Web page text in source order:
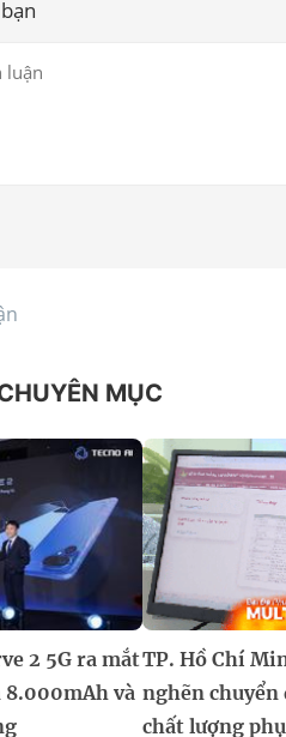
MỤC
2 5G ra mắt
và
TP. Hồ Chí
nghẽn chuyển
chất lượng